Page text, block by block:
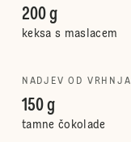
200 g
keksa s maslacem
NADJEV OD VRHNJA
150 g
tamne čokolade